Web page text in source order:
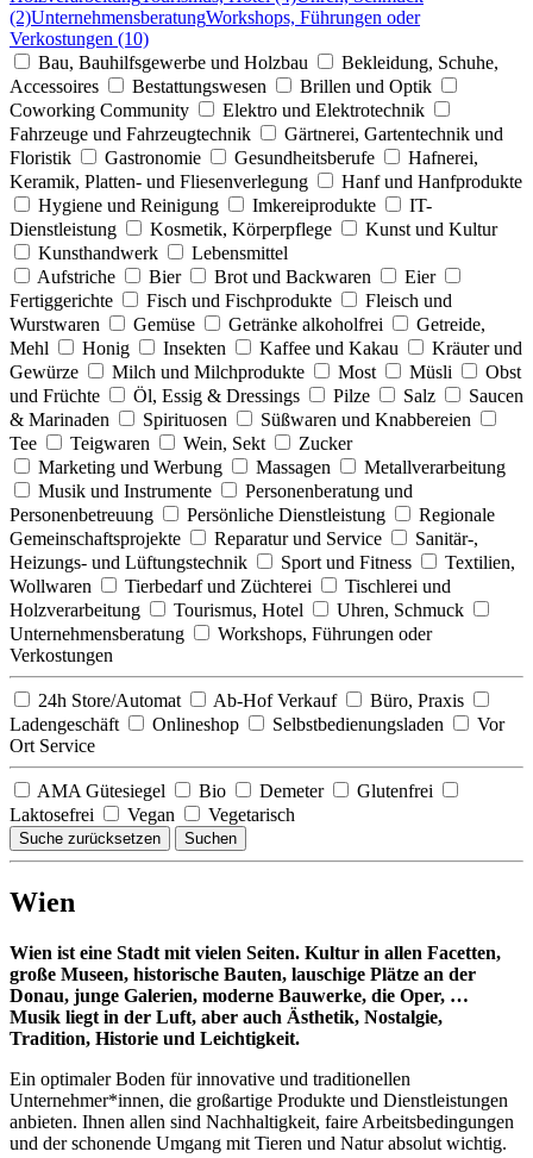
(2)UnternehmensberatungWorkshops, Führungen oder
Verkostungen (10)
Bau, Bauhilfsgewerbe und Holzbau
Bekleidung, Schuhe,
Accessoires
Bestattungswesen
Brillen und Optik
Coworking Community
Elektro und Elektrotechnik
Fahrzeuge und Fahrzeugtechnik
Gärtnerei, Gartentechnik und
Floristik
Gastronomie Gesundheitsberufe
Hafnerei,
Keramik, Platten- und Fliesenverlegung
Hanf und Hanfprodukte
Hygiene und Reinigung
Imkereiprodukte
IT-
Dienstleistung
Kosmetik, Körperpflege
Kunst und Kultur
Kunsthandwerk
Lebensmittel
Aufstriche
Bier Brot und Backwaren
Eier
Fertiggerichte
Fisch und Fischprodukte
Fleisch und
Wurstwaren
Gemüse Getränke alkoholfrei
Getreide,
Mehl
Honig Insekten Kaffee und Kakau
Kräuter und
Gewürze
Milch und Milchprodukte Most Müsli
Obst
und Früchte
Öl, Essig & Dressings Pilze Salz
Saucen
& Marinaden
Spirituosen
Süßwaren und Knabbereien
Tee
Teigwaren Wein, Sekt
Zucker
Marketing und Werbung
Massagen
Metallverarbeitung
Musik und Instrumente
Personenberatung und
Personenbetreuung
Persönliche Dienstleistung
Regionale
Gemeinschaftsprojekte
Reparatur und Service
Sanitär-,
Heizungs- und Lüftungstechnik
Sport und Fitness
Textilien,
Wollwaren
Tierbedarf und Züchterei
Tischlerei und
Holzverarbeitung
Tourismus, Hotel
Uhren, Schmuck
Unternehmensberatung
Workshops, Führungen oder
Verkostungen
24h Store/Automat Ab-Hof Verkauf
Büro, Praxis
Ladengeschäft
Onlineshop Selbstbedienungsladen
Vor
Ort Service
AMA Gütesiegel Bio Demeter
Glutenfrei
Laktosefrei
Vegan Vegetarisch
Suche zurücksetzen Suchen
Wien
Wien ist eine Stadt mit vielen Seiten. Kultur in allen Facetten,
große Museen, historische Bauten, lauschige Plätze an der
Donau, junge Galerien, moderne Bauwerke, die Oper, …
Musik liegt in der Luft, aber auch Ästhetik, Nostalgie,
Tradition, Historie und Leichtigkeit.
Ein optimaler Boden für innovative und traditionellen
Unternehmer*innen, die großartige Produkte und Dienstleistungen
anbieten. Ihnen allen sind Nachhaltigkeit, faire Arbeitsbedingungen
und der schonende Umgang mit Tieren und Natur absolut wichtig.